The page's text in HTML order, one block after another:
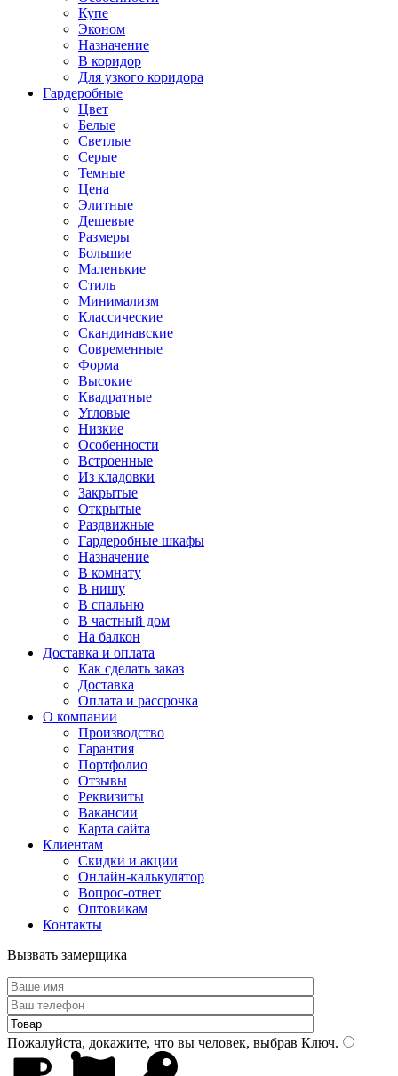
Купе
Эконом
Назначение
В коридор
Для узкого коридора
Гардеробные
Цвет
Белые
Светлые
Серые
Темные
Цена
Элитные
Дешевые
Размеры
Большие
Маленькие
Стиль
Минимализм
Классические
Скандинавские
Современные
Форма
Высокие
Квадратные
Угловые
Низкие
Особенности
Встроенные
Из кладовки
Закрытые
Открытые
Раздвижные
Гардеробные шкафы
Назначение
В комнату
В нишу
В спальню
В частный дом
На балкон
Доставка и оплата
Как сделать заказ
Доставка
Оплата и рассрочка
О компании
Производство
Гарантия
Портфолио
Отзывы
Реквизиты
Вакансии
Карта сайта
Клиентам
Скидки и акции
Онлайн-калькулятор
Вопрос-ответ
Оптовикам
Контакты
Вызвать замерщика
Пожалуйста, докажите, что вы человек, выбрав Ключ.